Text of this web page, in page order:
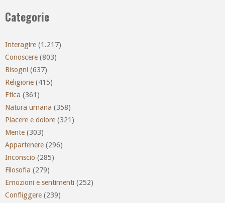
Categorie
Interagire (1.217)
Conoscere (803)
Bisogni (637)
Religione (415)
Etica (361)
Natura umana (358)
Piacere e dolore (321)
Mente (303)
Appartenere (296)
Inconscio (285)
Filosofia (279)
Emozioni e sentimenti (252)
Confliggere (239)